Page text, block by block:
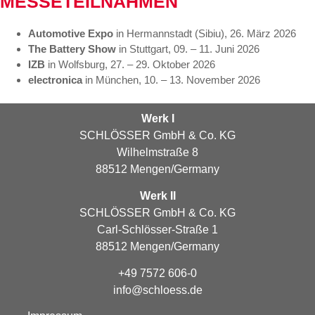
Automotive Expo in Hermannstadt (Sibiu), 26. März 2026
The Battery Show in Stuttgart, 09. – 11. Juni 2026
IZB in Wolfsburg, 27. – 29. Oktober 2026
electronica in München, 10. – 13. November 2026
Werk I
SCHLÖSSER GmbH & Co. KG
Wilhelmstraße 8
88512 Mengen/Germany
Werk II
SCHLÖSSER GmbH & Co. KG
Carl-Schlösser-Straße 1
88512 Mengen/Germany
+49 7572 606-0
info@schloess.de